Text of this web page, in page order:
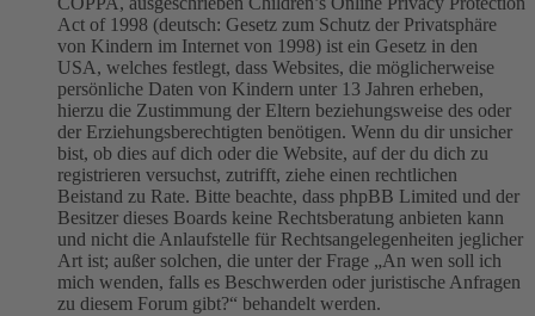
Act of 1998 (deutsch: Gesetz zum Schutz der Privatsphäre
von Kindern im Internet von 1998) ist ein Gesetz in den
USA, welches festlegt, dass Websites, die möglicherweise
persönliche Daten von Kindern unter 13 Jahren erheben,
hierzu die Zustimmung der Eltern beziehungsweise des oder
der Erziehungsberechtigten benötigen. Wenn du dir unsicher
bist, ob dies auf dich oder die Website, auf der du dich zu
registrieren versuchst, zutrifft, ziehe einen rechtlichen
Beistand zu Rate. Bitte beachte, dass phpBB Limited und der
Besitzer dieses Boards keine Rechtsberatung anbieten kann
und nicht die Anlaufstelle für Rechtsangelegenheiten jeglicher
Art ist; außer solchen, die unter der Frage „An wen soll ich
mich wenden, falls es Beschwerden oder juristische Anfragen
zu diesem Forum gibt?“ behandelt werden.